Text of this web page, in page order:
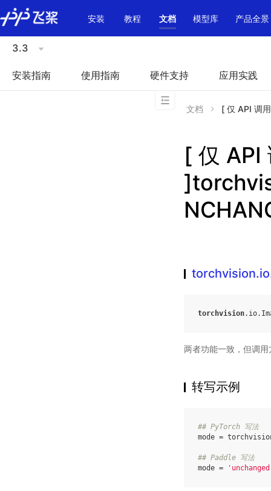
\u200E
安装
教程 文档 模型库 产品全景
3.3
安装指南 使用指南 硬件支持 应用实践
文档 [ 仅 API 调
[ 仅 API
torchvision. io.
两者功能一致，但调
转写示例
## PyTorch 写法
mode =
## Paddle 写法
mode =